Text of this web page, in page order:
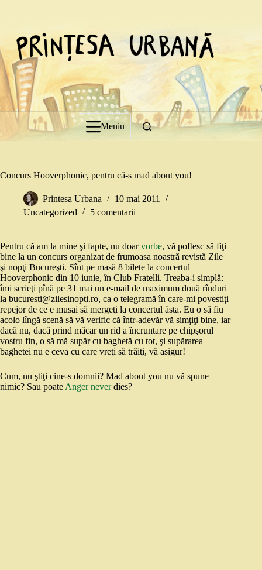
Meniu
Concurs Hooverphonic, pentru că-s mad about you!
Printesa Urbana
10 mai 2011
Uncategorized
5 comentarii
Pentru că am la mine şi fapte, nu doarvorbe, vă poftesc să fiţi
bine la un concurs organizat de frumoasa noastră revistă Zile
şi nopţi Bucureşti. Sînt pe masă 8 bilete la concertul
Hooverphonic din 10 iunie, în Club Fratelli. Treaba-i simplă:
îmi scrieţi pînă pe 31 mai un e-mail de maximum două rînduri
la bucuresti@zilesinopti.ro, ca o telegramă în care-mi povestiţi
repejor de ce e musai să mergeţi la concertul ăsta. Eu o să fiu
acolo lîngă scenă să vă verific că într-adevăr vă simţiţi bine, iar
dacă nu, dacă prind măcar un rid a încruntare pe chipşorul
vostru fin, o să mă supăr cu baghetă cu tot, şi supărarea
baghetei nu e ceva cu care vreţi să trăiţi, vă asigur!
Cum, nu ştiţi cine-s domnii? Mad about you nu vă spune
nimic? Sau poate Anger neverdies?